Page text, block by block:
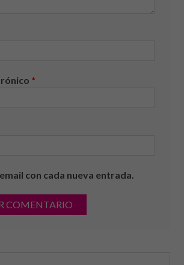
*
con cada nueva entrada.